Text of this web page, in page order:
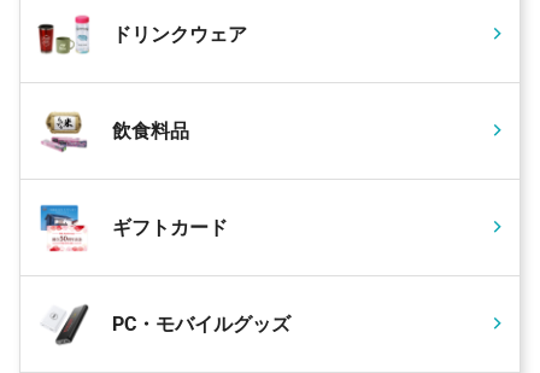
ドリンクウェア
飲食料品
ギフトカード
PC・モバイルグッズ